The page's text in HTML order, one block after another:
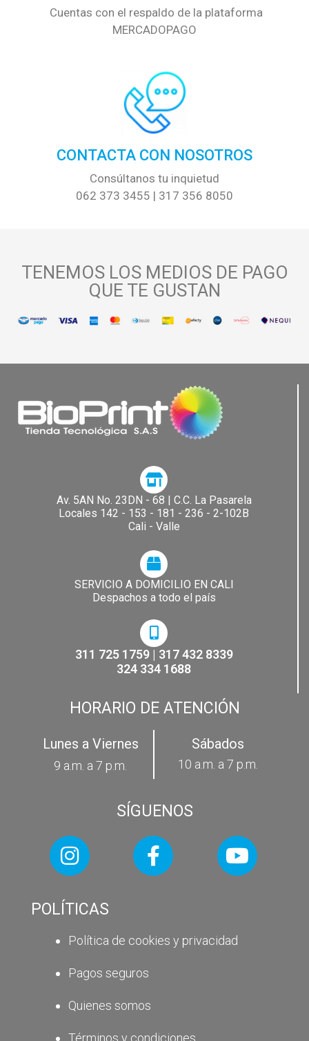
Cuentas con el respaldo de la plataforma
MERCADOPAGO
CONTACTA CON NOSOTROS
Consúltanos tu inquietud
062 373 3455 | 317 356 8050
TENEMOS LOS MEDIOS DE PAGO
QUE TE GUSTAN
Av. 5AN No. 23DN - 68 | C.C. La Pasarela​
Locales 142 - 153 - 181 - 236 - 2-102B
Cali - Valle
SERVICIO A DOMICILIO EN CALI
Despachos a todo el país
311 725 1759 | 317 432 8339
324 334 1688
HORARIO DE ATENCIÓN
Lunes a Viernes
9 a.m. a 7 p.m.
Sábados
10 a.m. a 7 p.m.
SÍGUENOS
POLÍTICAS
Política de cookies y privacidad
Pagos seguros
Quienes somos
Términos y condiciones